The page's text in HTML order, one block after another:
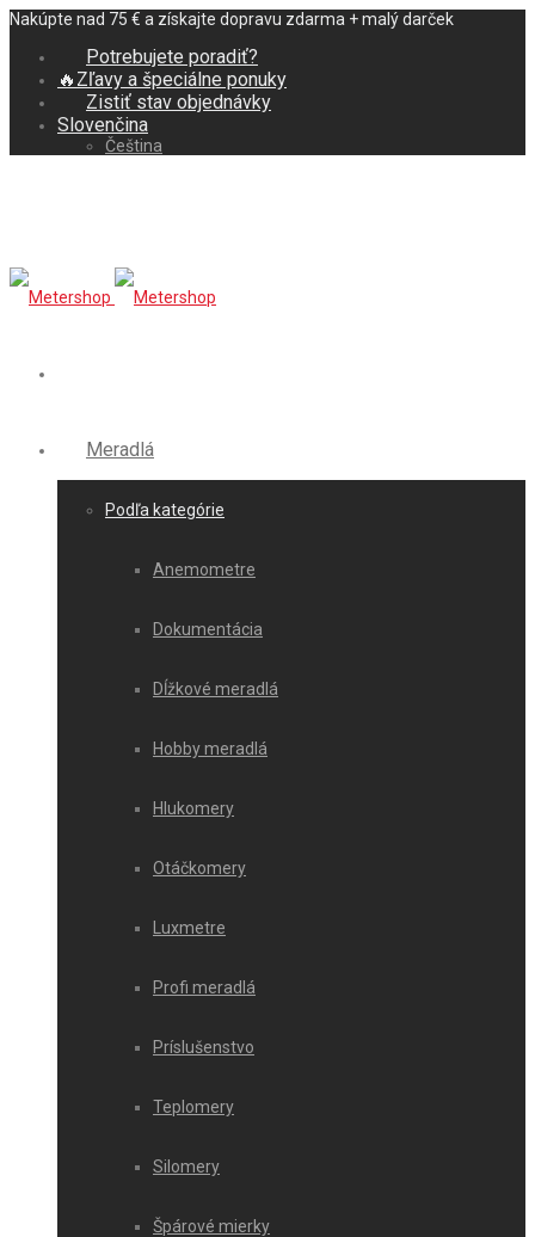
Nakúpte nad 75 € a získajte dopravu zdarma + malý darček
Potrebujete poradiť?
🔥Zľavy a špeciálne ponuky
Zistiť stav objednávky
Slovenčina
Čeština
Meradlá
Podľa kategórie
Anemometre
Dokumentácia
Dĺžkové meradlá
Hobby meradlá
Hlukomery
Otáčkomery
Luxmetre
Profi meradlá
Príslušenstvo
Teplomery
Silomery
Špárové mierky